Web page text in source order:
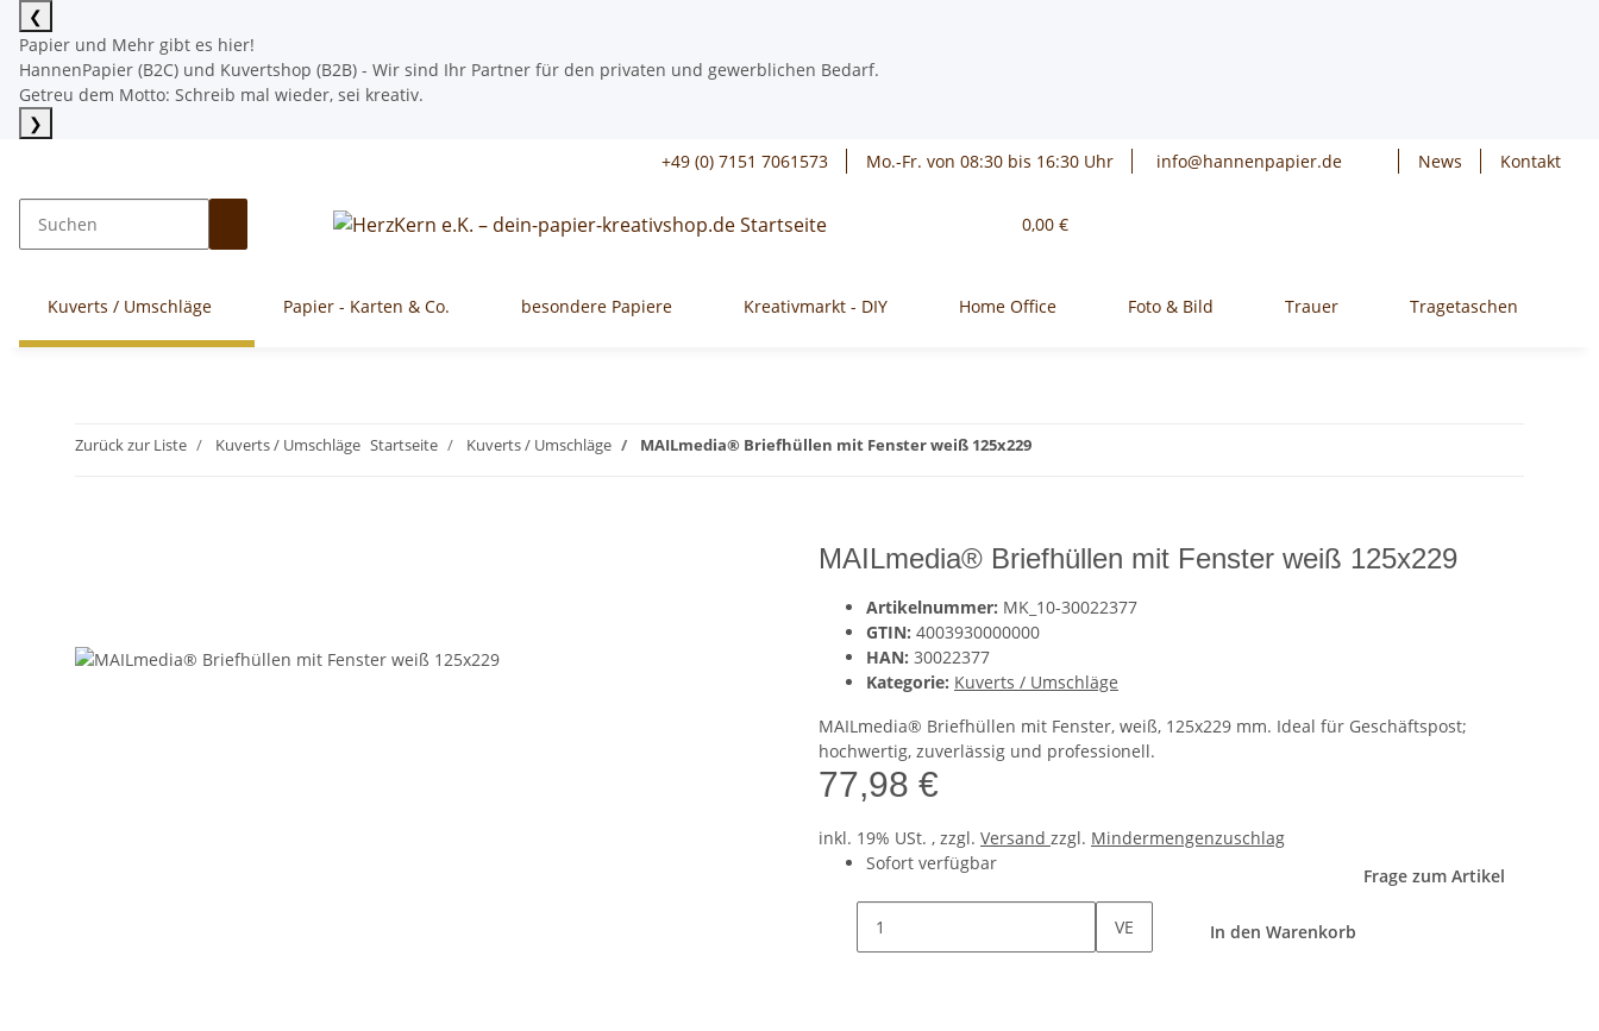
❮
Papier und Mehr gibt es hier!
HannenPapier (B2C) und Kuvertshop (B2B) - Wir sind Ihr Partner für den privaten und gewerblichen Bedarf.
Getreu dem Motto: Schreib mal wieder, sei kreativ.
❯
News
Kontakt
+49 (0) 7151 7061573 Mo.-Fr. von 08:30 bis 16:30 Uhr info@hannenpapier.de
0,00 €
Kuverts / Umschläge Papier - Karten & Co. besondere Papiere Kreativmarkt - DIY Home Office Foto & Bild Trauer Tragetaschen
Zurück zur Liste Kuverts / Umschläge Startseite Kuverts / Umschläge MAILmedia® Briefhüllen mit Fenster weiß 125x229
MAILmedia® Briefhüllen mit Fenster weiß 125x229
Artikelnummer: MK_10-30022377
GTIN: 4003930000000
HAN: 30022377
Kategorie: Kuverts / Umschläge
MAILmedia® Briefhüllen mit Fenster, weiß, 125x229 mm. Ideal für Geschäftspost;
hochwertig, zuverlässig und professionell.
77,98 €
inkl. 19% USt. , zzgl. Versand zzgl. Mindermengenzuschlag
Sofort verfügbar
Frage zum Artikel
VE In den Warenkorb